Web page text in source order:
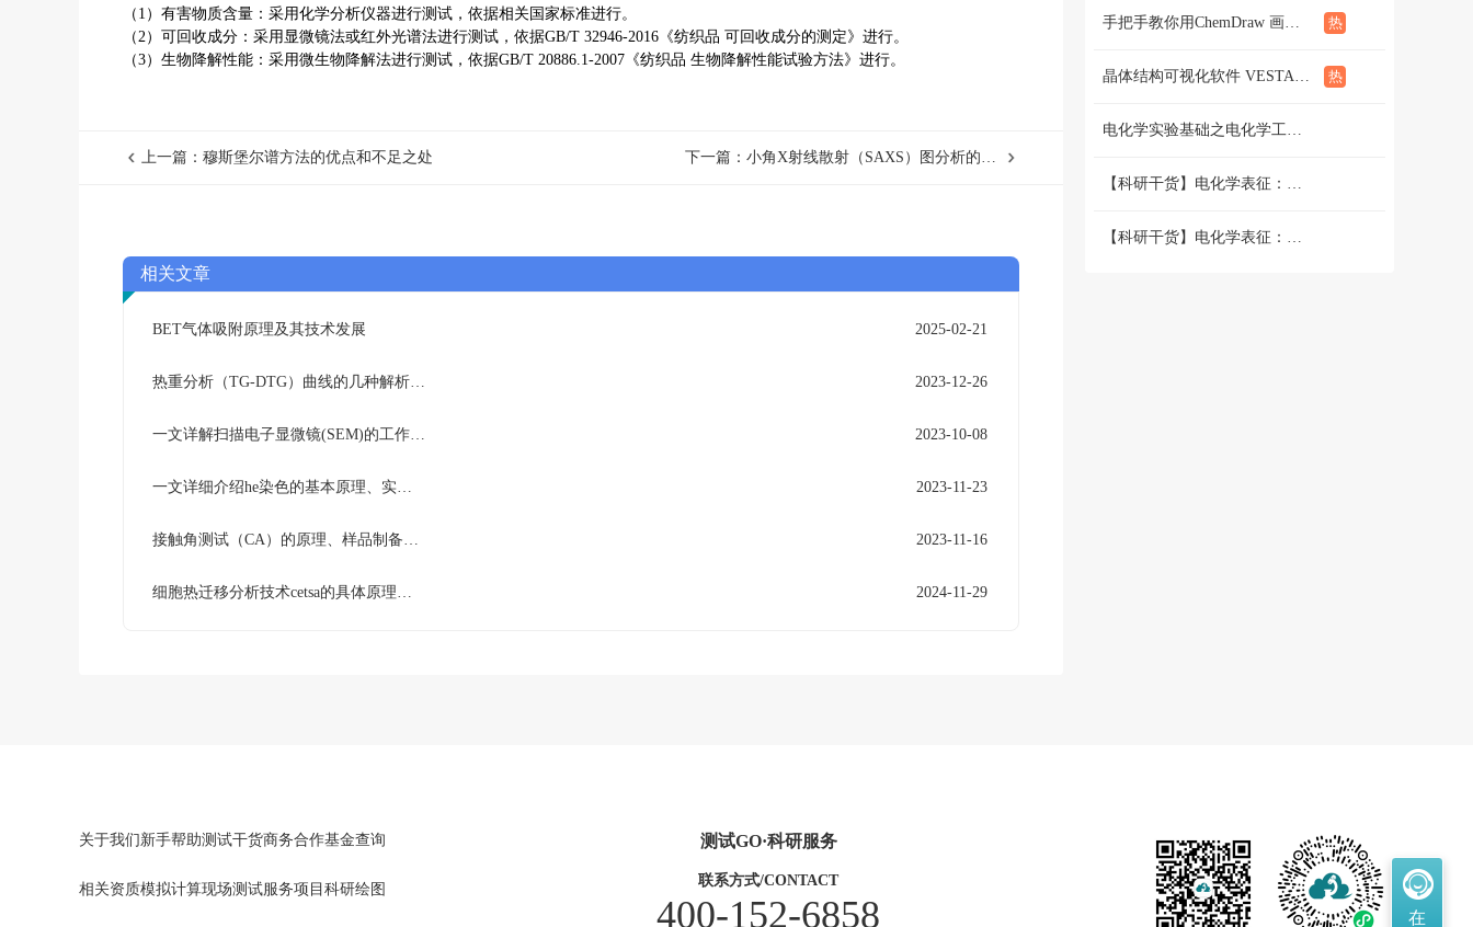
（ 1 ）有害物质含量：采用化学分析仪器进行测试，依据相关国家标准进行。
（2）可回收成分：采用显微镜法或红外光谱法进行测试，依据GB/T 32946-2016 《纺织品 可回收成分的测定》进行。
（3）生物降解性能：采用微生物降解法进行测试，依据GB/T 20886.1-2007 《纺织品 生物降解性能试验方法》进行。
上一篇：穆斯堡尔谱方法的优点和不足之处 下一篇：‌小角X射线散射（SAXS）图分析的主要步骤
相关文章
BET气体吸附原理及其技术发展 2025-02-21
热重分析（TG-DTG）曲线的几种解析方法 2023-12-26
一文详解扫描电子显微镜(SEM)的工作原理及应用技术 2023-10-08
一文详细介绍he染色的基本原理、实验步骤及注意事项 2023-11-23
接触角测试（CA）的原理、样品制备要求及实际应用 2023-11-16
‌细胞热迁移分析技术cetsa的具体原理和实验流程 2024-11-29
手把手教你用ChemDraw 画化学结构式：基础篇
晶体结构可视化软件 VESTA使用教程（下篇）
电化学实验基础之电化学工作站篇 （二）三电极和两电极体系的搭建 和测试
【科研干货】电化学表征：循环伏安法详解（上）
【科研干货】电化学表征：循环伏安法详解（下）
关于我们 新手帮助测试干货商务合作基金查询
相关资质模拟计算现场测试服务项目 科研绘图
测试GO·科研服务
联系方式/CONTACT
400-152-6858 在